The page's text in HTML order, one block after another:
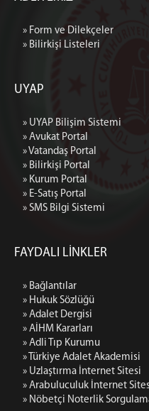
» Form ve Dilekçeler
» Bilirkişi Listeleri
UYAP
» UYAP Bilişim Sistemi
» Avukat Portal
» Vatandaş Portal
» Bilirkişi Portal
» Kurum Portal
» E-Satış Portal
» SMS Bilgi Sistemi
FAYDALI LİNKLER
» Bağlantılar
» Hukuk Sözlüğü
» Adalet Dergisi
» AİHM Kararları
» Adli Tıp Kurumu
» Türkiye Adalet Akademisi
» Uzlaştırma İnternet Sitesi
» Arabuluculuk İnternet
» Nöbetçi Noterlik